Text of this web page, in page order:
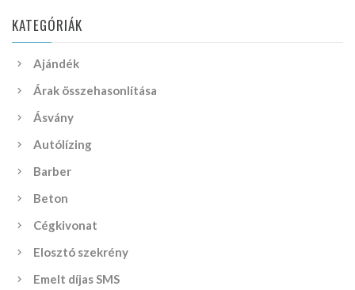
KATEGÓRIÁK
Ajándék
Árak összehasonlítása
Ásvány
Autólízing
Barber
Beton
Cégkivonat
Elosztó szekrény
Emelt díjas SMS